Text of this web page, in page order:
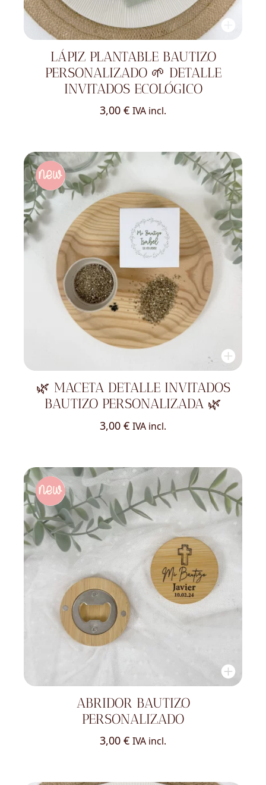
LÁPIZ PLANTABLE BAUTIZO
PERSONALIZADO 🌱 DETALLE
INVITADOS ECOLÓGICO
3,00 € IVA incl.
🌿 MACETA DETALLE INVITADOS
BAUTIZO PERSONALIZADA 🌿
3,00 € IVA incl.
ABRIDOR BAUTIZO
PERSONALIZADO
3,00 € IVA incl.